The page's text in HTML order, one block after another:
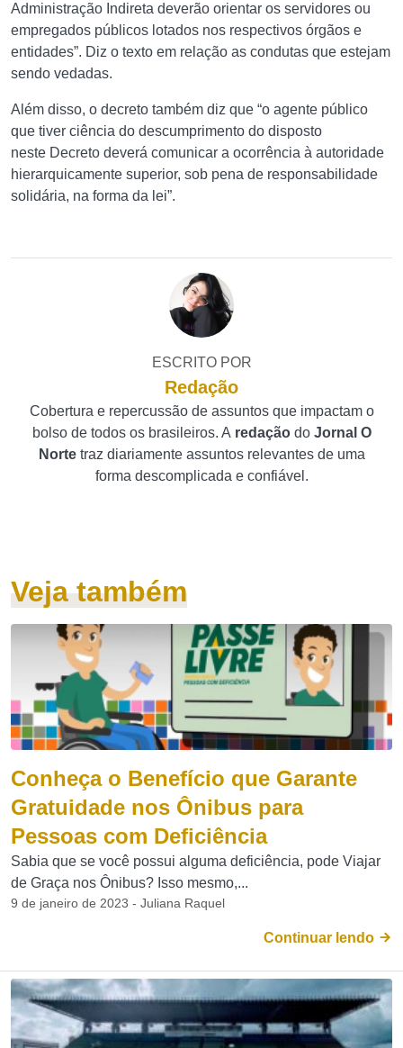
Administração Indireta deverão orientar os servidores ou
empregados públicos lotados nos respectivos órgãos e
entidades”. Diz o texto em relação as condutas que estejam
sendo vedadas.
Além disso, o decreto também diz que “o agente público
que tiver ciência do descumprimento do disposto
neste Decreto deverá comunicar a ocorrência à autoridade
hierarquicamente superior, sob pena de responsabilidade
solidária, na forma da lei”.
ESCRITO POR
Redação
Cobertura e repercussão de assuntos que impactam o
bolso de todos os brasileiros. A redação do Jornal O
Norte traz diariamente assuntos relevantes de uma
forma descomplicada e confiável.
Veja também
Conheça o Benefício que Garante
Gratuidade nos Ônibus para
Pessoas com Deficiência
Sabia que se você possui alguma deficiência, pode Viajar
de Graça nos Ônibus? Isso mesmo,...
9 de janeiro de 2023 - Juliana Raquel
Continuar lendo